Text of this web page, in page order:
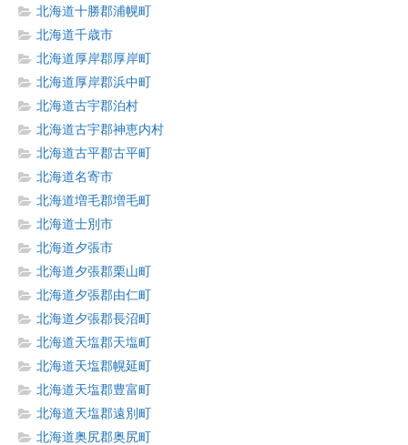
北海道十勝郡浦幌町
北海道千歳市
北海道厚岸郡厚岸町
北海道厚岸郡浜中町
北海道古宇郡泊村
北海道古宇郡神恵内村
北海道古平郡古平町
北海道名寄市
北海道増毛郡増毛町
北海道士別市
北海道夕張市
北海道夕張郡栗山町
北海道夕張郡由仁町
北海道夕張郡長沼町
北海道天塩郡天塩町
北海道天塩郡幌延町
北海道天塩郡豊富町
北海道天塩郡遠別町
北海道奥尻郡奥尻町